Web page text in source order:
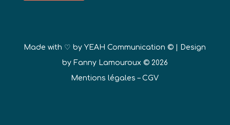
Made with ♡ byYEAH Communication © | Design
by Fanny Lamouroux © 2026
Mentions légales –CGV